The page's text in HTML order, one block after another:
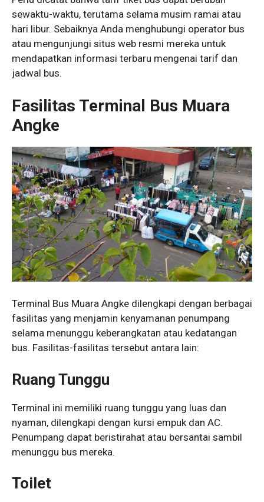
sewaktu-waktu, terutama selama musim ramai atau
hari libur. Sebaiknya Anda menghubungi operator bus
atau mengunjungi situs web resmi mereka untuk
mendapatkan informasi terbaru mengenai tarif dan
jadwal bus.
Fasilitas Terminal Bus Muara
Angke
Terminal Bus Muara Angke dilengkapi dengan berbagai
fasilitas yang menjamin kenyamanan penumpang
selama menunggu keberangkatan atau kedatangan
bus. Fasilitas-fasilitas tersebut antara lain:
Ruang Tunggu
Terminal ini memiliki ruang tunggu yang luas dan
nyaman, dilengkapi dengan kursi empuk dan AC.
Penumpang dapat beristirahat atau bersantai sambil
menunggu bus mereka.
Toilet